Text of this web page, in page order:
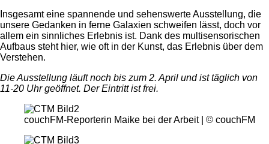
Insgesamt eine spannende und sehenswerte Ausstellung, die
unsere Gedanken in ferne Galaxien schweifen lässt, doch vor
allem ein sinnliches Erlebnis ist. Dank des multisensorischen
Aufbaus steht hier, wie oft in der Kunst, das Erlebnis über dem
Verstehen.
Die Ausstellung läuft noch bis zum 2. April und ist täglich von
11-20 Uhr geöffnet. Der Eintritt ist frei.
couchFM-Reporterin Maike bei der Arbeit | © couchFM